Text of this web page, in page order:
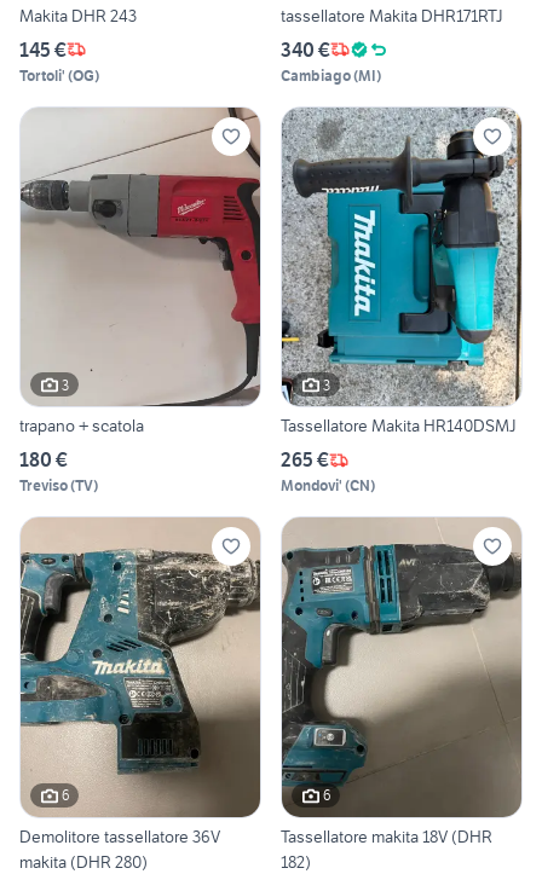
Makita DHR 243
145 €
Tortoli' (OG)
tassellatore Makita DHR171RTJ
340 €
Cambiago(MI)
3
trapano + scatola
180 €
Treviso(TV)
3
Tassellatore Makita HR140DSMJ
265 €
Mondovi' (CN)
6
Demolitore tassellatore 36V
makita (DHR 280)
6
Tassellatore makita 18V (DHR
182)